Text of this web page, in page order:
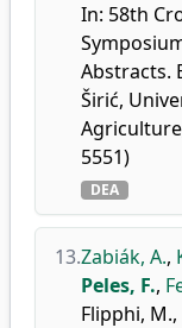
In: 58th
Abstracts.
Širić,
5551)
DEA
13.Zabiák, A.,
Peles, F.,
Flipphi, M.,